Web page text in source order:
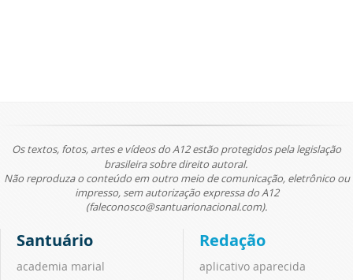
Os textos, fotos, artes e vídeos do A12 estão protegidos pela legislação
brasileira sobre direito autoral.
Não reproduza o conteúdo em outro meio de comunicação, eletrônico ou
impresso, sem autorização expressa do A12
(faleconosco@santuarionacional.com).
Santuário
academia marial
Redação
aplicativo aparecida